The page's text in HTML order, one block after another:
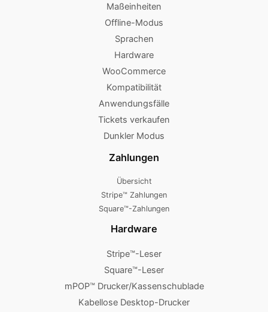
Maßeinheiten
Offline-Modus
Sprachen
Hardware
WooCommerce
Kompatibilität
Anwendungsfälle
Tickets verkaufen
Dunkler Modus
Zahlungen
Übersicht
Stripe™ Zahlungen
Square™-Zahlungen
Hardware
Stripe™-Leser
Square™-Leser
mPOP™ Drucker/Kassenschublade
Kabellose Desktop-Drucker